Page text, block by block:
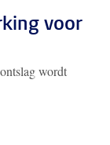
voor
wordt